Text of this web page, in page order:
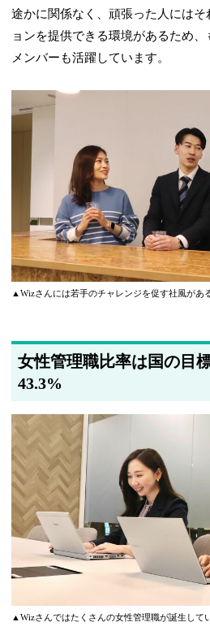
途かに関係なく、頑張った人には
ョンを提供できる環境があるため
メンバーも活躍しています。
▲Wizさんには若手のチャレンジを促す社風があ
女性管理職比率は国の目
43.3%
▲Wizさんではたくさんの女性管理職が誕生して